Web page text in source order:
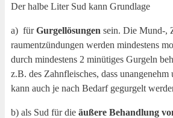
Der hal­be Liter Sud kann Grundlage
a) fürGur­gel­lö­sun­gen sein. Die Mund‑,
raum­ent­zün­dun­gen wer­den min­des­tens
durch min­des­tens 2 minü­ti­ges Gur­geln
z.B. des Zahn­fleisches, dass unan­ge­nehm
kann auch je nach Bedarf gegur­gelt
b) als Sud für die äuße­re Behand­lung